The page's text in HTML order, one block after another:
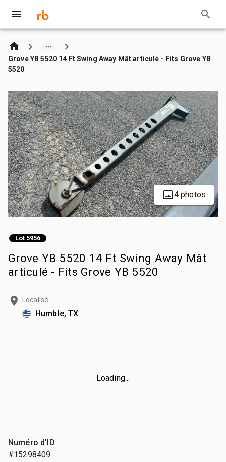
Grove YB 5520 14 Ft Swing Away Mât articulé - Fits Grove YB
5520
4 photos
Lot 5956
Grove YB 5520 14 Ft Swing Away Mât
articulé - Fits Grove YB 5520
Localisé
Humble, TX
Loading...
Numéro d'ID
#15298409